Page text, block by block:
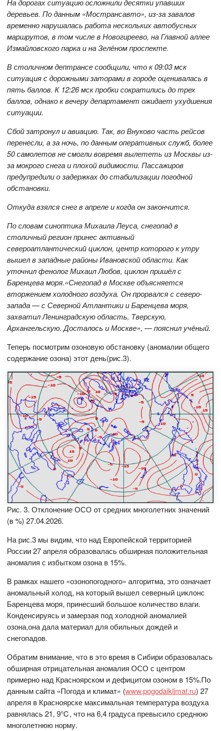
деревьев. По данным «Мострансавто», из-за завалов
временно нарушалась работа нескольких автобусных
маршрутов, в том числе в Новогиреево, на Главной аллее
Измайловского парка и на Зелёном проспекте.
В столичном дептрансе сообщили, что к 09:03 мск
ситуация с дорожными заторами в городе оценивалась в
пять баллов. К 12:26 мск пробки сократились до трех
баллов, однако к вечеру департамент ожидает ухудшения
ситуации.
Сбой затронул и авиацию. Так, во Внуково часть рейсов
перенесли, а за ночь, по данным оперативных служб, более
50 самолетов не смогли вовремя вылететь из Москвы из-
за мокрого снега и плохой видимости. Пассажиров
предупредили о задержках до стабилизации погодной
обстановки.
Откуда взялся снег в апреле и когда он закончится.
По словам синоптика Михаила Леуса, снегопад в
столичный регион принес активный
североатлантический циклон, центр которого к утру
вышел в западные районы Ивановской области. Как
уточнил фенолог Михаил Любов, циклон пришёл с
Баренцева моря.«Снегопад в Москве объясняется
вторжением холодного воздуха. Он прорвался с северо-
запада — с Северной Атлантики и Баренцева моря,
захватил Ленинградскую область, Тверскую,
Архангельскую. Досталось и Москве», — пояснил учёный.
Теперь посмотрим озоновую обстановку (аномалии общего
содержание озона) этот день(рис.3).
Рис. 3. Отклонение ОСО от средних многолетних значений
(в %) 27.04.2026.
На рис.3 мы видим, что над Европейской территорией
России 27 апреля образовалась обширная положительная
аномалия с избытком озона в 15%.
В рамках нашего «озонопогодного» алгоритма, это означает
аномальный холод, на который вышел северный циклонс
Баренцева моря, принесший большое количество влаги.
Конденсируясь и замерзая под холодной аномалией
озона,она дала материал для обильных дождей и
снегопадов.
Обратим внимание, что в это время в Сибири образовалась
обширная отрицательная аномалия ОСО с центром
примерно над Красноярском и дефицитом озоном в 15%.По
данным сайта «Погода и климат» (www.pogodaiklimat.ru) 27
апреля в Красноярске максимальная температура воздуха
равнялась 21, 9℃, что на 6,4 градуса превысило среднюю
многолетнюю норму.